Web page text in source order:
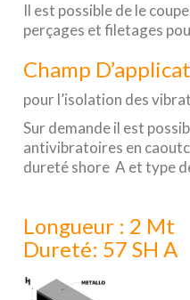
Il est possible de le
perçages et filetages
Champ
pour l’isolation des
Sur demande il est
antivibratoires en
dureté shore A et type
Longueur : 2 Mt
Dureté: 57 SH A